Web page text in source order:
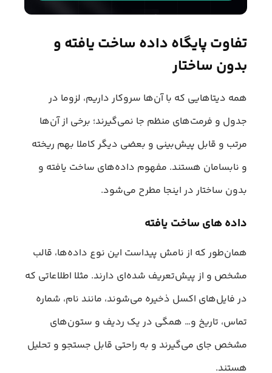
تفاوت پایگاه‌ داده ساخت‌ یافته و
بدون ساختار
همه دیتاهایی که با آن‌ها سروکار داریم، لزوما در
جدول‌ و فرمت‌های منظم جا نمی‌گیرند؛ برخی از آن‌ها
مرتب و قابل پیش‌بینی و بعضی دیگر کاملا بهم ریخته
و نابسامان هستند. مفهوم داده‌های ساخت یافته و
بدون ساختار در اینجا مطرح می‌شود.
داده‌ های ساخت‌ یافته
همان‌طور که از نامش پیداست این نوع داده‌ها، قالب
مشخص و از پیش‌تعریف شده‌ای دارند. مثلا اطلاعاتی که
در فایل‌های اکسل ذخیره می‌شوند، مانند نام، شماره
تماس، تاریخ و… همگی در یک ردیف و ستون‌های
مشخص جای می‌گیرند و به راحتی قابل جستجو و تحلیل
هستند.